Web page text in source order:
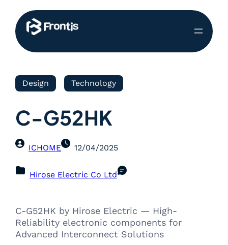
Design Technology
C-G52HK
ICHOME 12/04/2025
Hirose Electric Co Ltd
C-G52HK by Hirose Electric — High-
Reliability electronic components for
Advanced Interconnect Solutions